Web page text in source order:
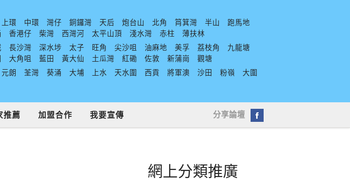
上環 中環 灣仔 銅鑼灣 天后 炮台山 北角 筲箕灣 半山
跑馬地
香港仔 柴灣 西灣河 太平山頂 淺水灣 赤柱 薄扶林
長沙灣 深水埗 太子 旺角 尖沙咀 油麻地 美孚 荔枝角
九龍塘
大角咀 藍田 黃大仙 土瓜灣 紅磡 佐敦 新蒲崗 觀塘
元朗 荃灣 葵涌 大埔 上水 天水圍 西貢 將軍澳 沙田 粉嶺 大圍
推薦 加盟合作 我要宣傳 分享論壇
網上分類推廣